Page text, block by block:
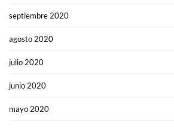
septiembre 2020
agosto 2020
julio 2020
junio 2020
mayo 2020